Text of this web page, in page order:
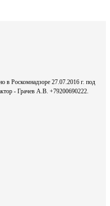
в Роскомнадзоре 27.07.2016 г. под
- Грачев А.В. +79200690222.